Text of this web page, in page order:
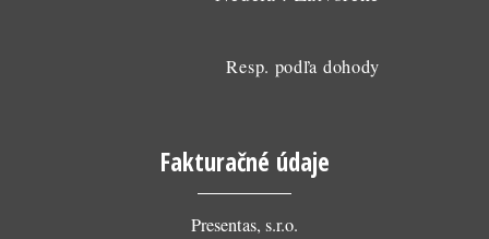
Resp. podľa dohody
Fakturačné údaje
Presentas, s.r.o.